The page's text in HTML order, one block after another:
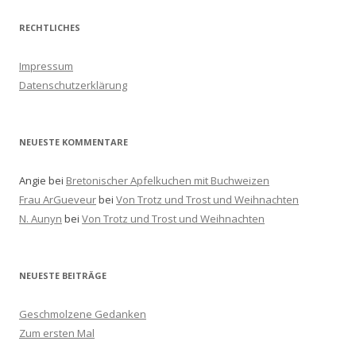
h
n
a
:
RECHTLICHES
Impressum
Datenschutzerklärung
NEUESTE KOMMENTARE
Angie bei Bretonischer Apfelkuchen mit Buchweizen
Frau ArGueveurbei Von Trotz und Trost und Weihnachten
N. Aunyn bei Von Trotz und Trost und Weihnachten
NEUESTE BEITRÄGE
Geschmolzene Gedanken
Zum ersten Mal